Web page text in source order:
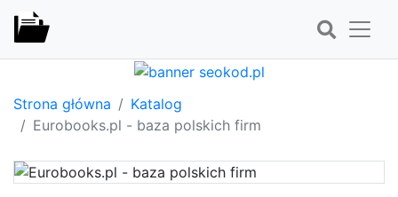
Strona główna
Katalog
Eurobooks.pl - baza polskich firm